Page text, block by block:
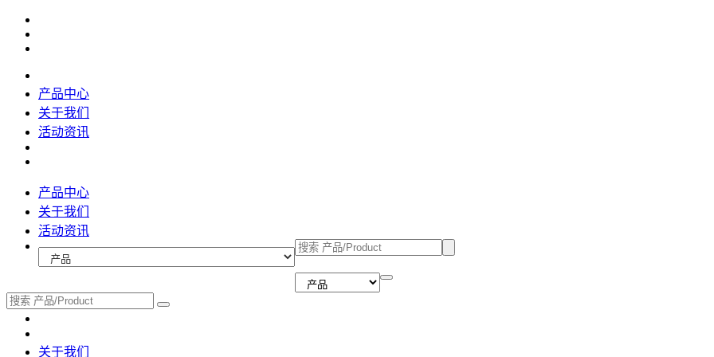
产品中心
关于我们
活动资讯
产品中心
关于我们
活动资讯
关于我们